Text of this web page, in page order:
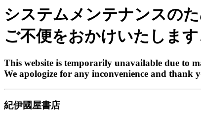
システムメンテナンスの
ご不便をおかけいたしま
This website is temporarily unavailable due to
We apologize for any inconvenience and thank
紀伊國屋書店